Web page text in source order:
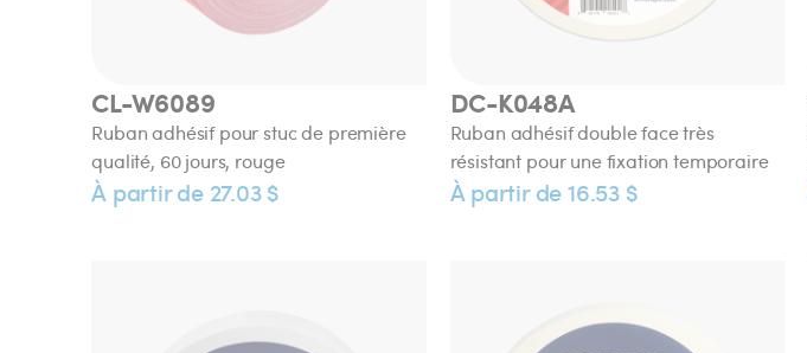
CL-W6089
Ruban adhésif pour stuc de première
qualité, 60 jours, rouge
À partir de 27.03 $
DC-K048A
Ruban adhésif double face très
résistant pour une fixation temporaire
À partir de 16.53 $